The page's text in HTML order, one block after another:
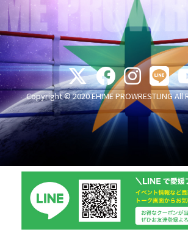
Copyright © 2020 EHIME PROWRESTLING